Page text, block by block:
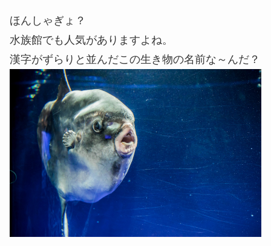
ほんしゃぎょ？
水族館でも人気がありますよね。
漢字がずらりと並んだこの生き物の名前な～んだ？